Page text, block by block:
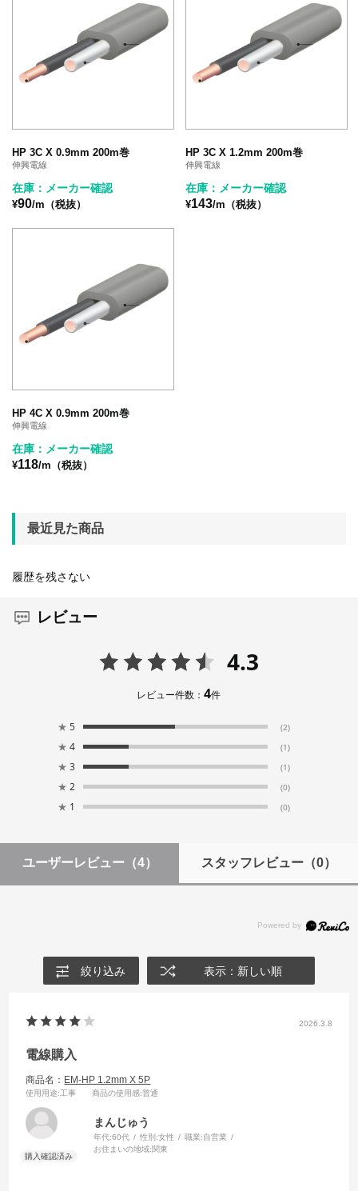
HP 3C X 0.9mm 200m巻
伸興電線
在庫：メーカー確認
¥90/m（税抜）
HP 3C X 1.2mm 200m巻
伸興電線
在庫：メーカー確認
¥143/m（税抜）
HP 4C X 0.9mm 200m巻
伸興電線
在庫：メーカー確認
¥118/m（税抜）
最近見た商品
履歴を残さない
レビュー
4.3
レビュー件数：4件
★ 5 (2)
★ 4 (1)
★ 3 (1)
★ 2 (0)
★ 1 (0)
ユーザーレビュー （4） スタッフレビュー（0）
絞り込み 表示：新しい順
2026.3.8
電線購入
商品名： EM-HP 1.2mm X 5P
使用用途:工事 商品の使用感:普通
まんじゅう
年代:60代 性別:女性 職業:自営業
お住まいの地域:関東